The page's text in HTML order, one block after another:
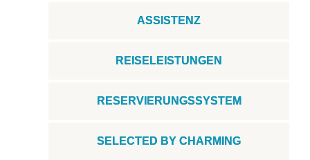
ASSISTENZ
REISELEISTUNGEN
RESERVIERUNGSSYSTEM
SELECTED BY CHARMING